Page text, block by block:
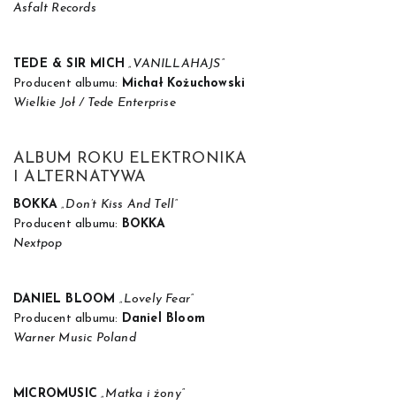
Asfalt Records
TEDE & SIR MICH „VANILLAHAJS”
Producent albumu: Michał Kożuchowski
Wielkie Joł / Tede Enterprise
ALBUM ROKU ELEKTRONIKA
I ALTERNATYWA
BOKKA „Don’t Kiss And Tell”
Producent albumu: BOKKA
Nextpop
DANIEL BLOOM „Lovely Fear”
Producent albumu: Daniel Bloom
Warner Music Poland
MICROMUSIC „Matka i żony”